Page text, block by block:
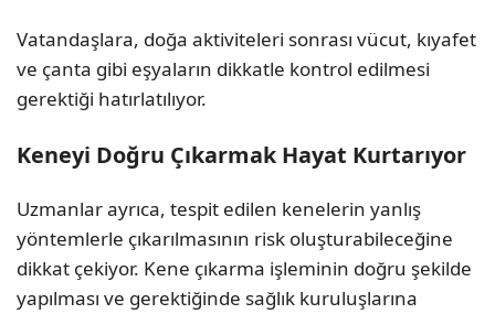
Vatandaşlara, doğa aktiviteleri sonrası vücut, kıyafet
ve çanta gibi eşyaların dikkatle kontrol edilmesi
gerektiği hatırlatılıyor.
Keneyi Doğru Çıkarmak Hayat Kurtarıyor
Uzmanlar ayrıca, tespit edilen kenelerin yanlış
yöntemlerle çıkarılmasının risk oluşturabileceğine
dikkat çekiyor. Kene çıkarma işleminin doğru şekilde
yapılması ve gerektiğinde sağlık kuruluşlarına